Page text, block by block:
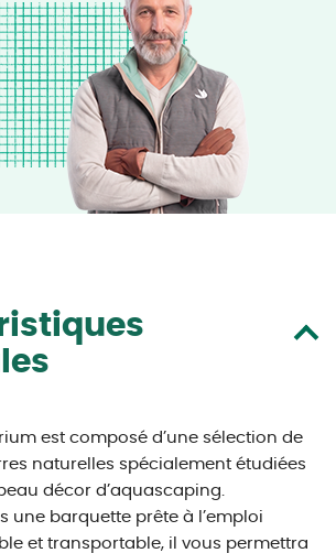
est composé d’une sélection de
naturelles spécialement étudiées
décor d’aquascaping.
une barquette prête à l’emploi
et transportable, il vous permettra